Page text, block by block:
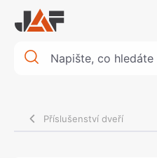
Příslušenství dveří